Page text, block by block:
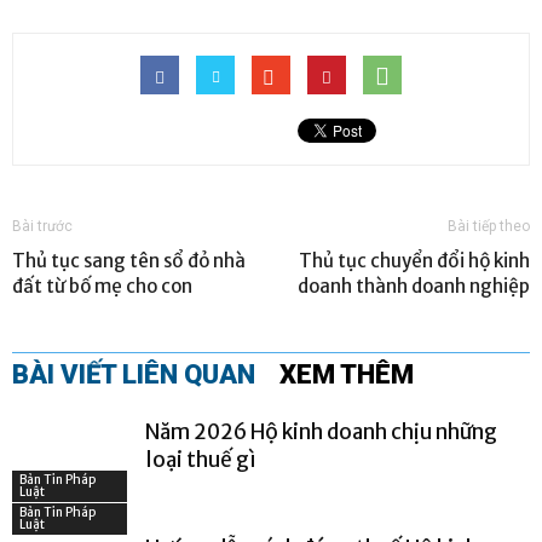
Bài trước
Thủ tục sang tên sổ đỏ nhà
đất từ bố mẹ cho con
Bài tiếp theo
Thủ tục chuyển đổi hộ kinh
doanh thành doanh nghiệp
BÀI VIẾT LIÊN QUAN XEM THÊM
Bản Tin Pháp
Luật
Năm 2026 Hộ kinh doanh chịu những
loại thuế gì
Bản Tin Pháp
Luật